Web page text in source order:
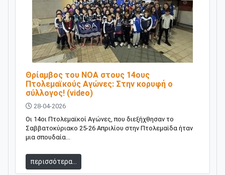
Θρίαμβος του ΝΟΑ στους 14ους
Πτολεμαϊκούς Αγώνες: Στην κορυφή ο
σύλλογος! (video)
28-04-2026
Οι 14οι Πτολεμαϊκοί Αγώνες, που διεξήχθησαν το
Σαββατοκύριακο 25-26 Απριλίου στην Πτολεμαϊδα ήταν
μια σπουδαία...
περισσότερα...